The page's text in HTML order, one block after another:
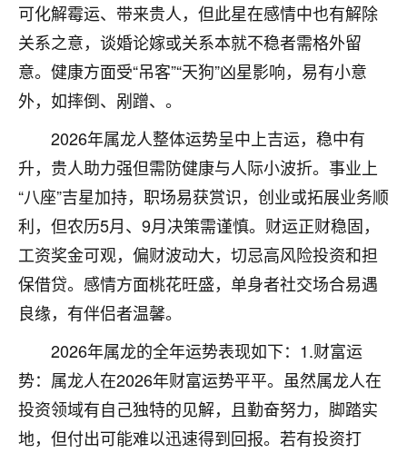
可化解霉运、带来贵人，但此星在感情中也有解除
关系之意，谈婚论嫁或关系本就不稳者需格外留
意。健康方面受“吊客”“天狗”凶星影响，易有小意
外，如摔倒、剐蹭、。
2026年属龙人整体运势呈中上吉运，稳中有
升，贵人助力强但需防健康与人际小波折。事业上
“八座”吉星加持，职场易获赏识，创业或拓展业务顺
利，但农历5月、9月决策需谨慎。财运正财稳固，
工资奖金可观，偏财波动大，切忌高风险投资和担
保借贷。感情方面桃花旺盛，单身者社交场合易遇
良缘，有伴侣者温馨。
2026年属龙的全年运势表现如下：1.财富运
势：属龙人在2026年财富运势平平。虽然属龙人在
投资领域有自己独特的见解，且勤奋努力，脚踏实
地，但付出可能难以迅速得到回报。若有投资打
金白水清
我也想找老师看看，有没有人给个联系方式的啊？
鹿森：慧来老师微信：gjsy0624
1天前 来自江西 12
青春168
我也想要，我也想要！
2天前 来自山西 15
Jessica李
老师做不做超度法事？我想给我奶奶做超度，她今年
刚去世了。
七零老顽童：我母亲前年离世，刚开始我经常
做梦梦见她，后来也是朋友介绍，找到慧来老
师，安排了超度法事，做梦再也没有梦到过
了，一开始是半信半疑的，图个心安，给亡母
超度，现在看来，人不信也不行。